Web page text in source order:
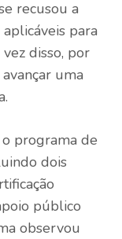
recusou a
​​para
disso, por
uma
programa de
dois
público
observou